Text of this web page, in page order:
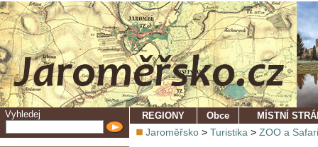
Vyhledej REGIONY Obce MÍSTNÍ
Jaroměřsko > Turistika > ZOO a Safari